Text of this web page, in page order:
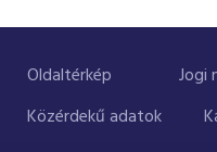
Oldaltérkép Jogi
Közérdekű adatok